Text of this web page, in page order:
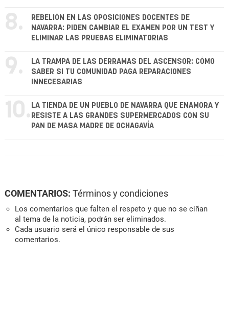
8.
REBELIÓN EN LAS OPOSICIONES DOCENTES DE
NAVARRA: PIDEN CAMBIAR EL EXAMEN POR UN TEST Y
ELIMINAR LAS PRUEBAS ELIMINATORIAS
9.
LA TRAMPA DE LAS DERRAMAS DEL ASCENSOR: CÓMO
SABER SI TU COMUNIDAD PAGA REPARACIONES
INNECESARIAS
10. LA TIENDA DE UN PUEBLO DE NAVARRA QUE ENAMORA Y
RESISTE A LAS GRANDES SUPERMERCADOS CON SU
PAN DE MASA MADRE DE OCHAGAVÍA
COMENTARIOS: Términos y condiciones
Los comentarios que falten el respeto y que no se ciñan
al tema de la noticia, podrán ser eliminados.
Cada usuario será el único responsable de sus
comentarios.